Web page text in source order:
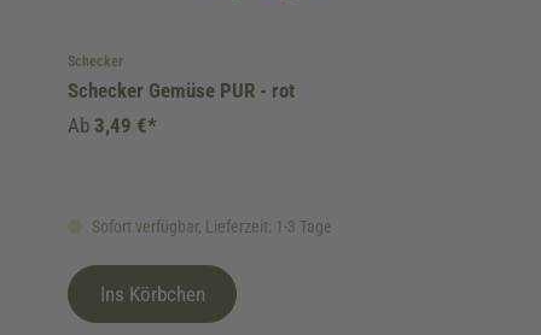
Schecker
Schecker Gemüse PUR - rot
Sofort verfügbar, Lieferzeit: 1-3 Tage
Ab 3,49 €*
Ins Körbchen